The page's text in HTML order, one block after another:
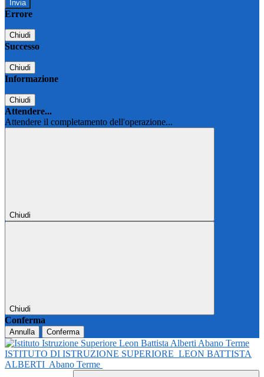
Errore
Chiudi
Successo
Chiudi
Informazione
Chiudi
Attendere...
Attendere il completamento dell'operazione...
Chiudi
Chiudi
Conferma
Annulla Conferma
ISTITUTO DI ISTRUZIONE SUPERIORE LEON BATTISTA
ALBERTI Abano Terme